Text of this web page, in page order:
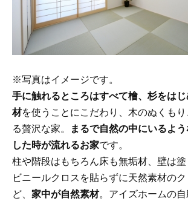
※写真はイメージです。
手に触れるところはすべて檜、杉をは
材を使うことにこだわり、木のぬくも
る贅沢な家。
まるで自然の中にいるよ
した時が流れるお家です。
柱や階段はもちろん床も無垢材、壁は
ビニールクロスを貼らずに天然素材の
ど、 家中が自然素材。アイズホームの